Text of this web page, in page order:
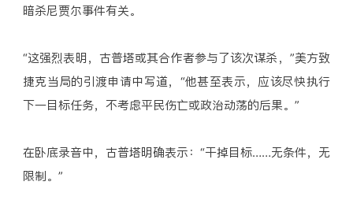
暗杀尼贾尔事件有关。
“这强烈表明，古普塔或其合作者参与了该次谋杀，”美方致
捷克当局的引渡申请中写道，“他甚至表示，应该尽快执行
下一目标任务，不考虑平民伤亡或政治动荡的后果。”
在卧底录音中，古普塔明确表示：“干掉目标……无条件，无
限制。”